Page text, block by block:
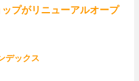
プがリニューアルオープ
デックス